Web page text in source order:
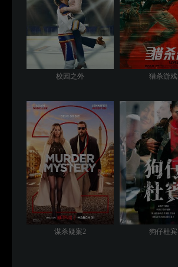
校园之外 猎杀游戏
谋杀疑案2 狗仔杜宾